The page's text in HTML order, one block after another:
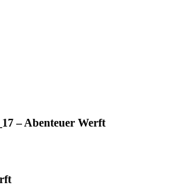
– Abenteuer Werft